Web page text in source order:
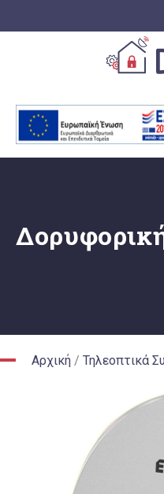
Αρχική / Τηλεοπτικά